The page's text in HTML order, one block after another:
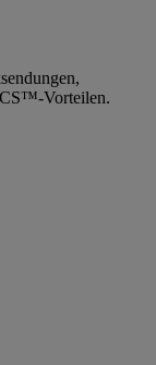
Vorteilen.